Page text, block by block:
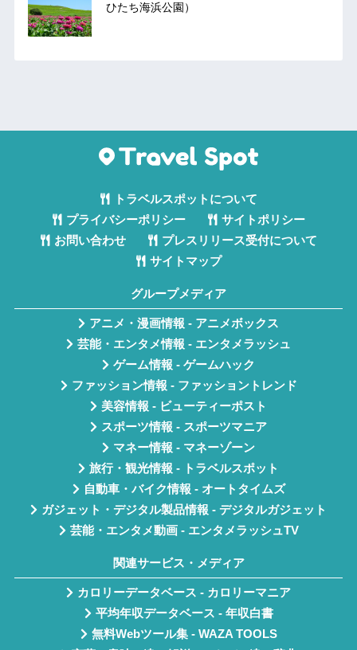
ひたち海浜公園）
トラベルスポットについて
プライバシーポリシー
サイトポリシー
お問い合わせ
プレスリリース受付について
サイトマップ
グループメディア
アニメ・漫画情報 - アニメボックス
芸能・エンタメ情報 - エンタメラッシュ
ゲーム情報 - ゲームハック
ファッション情報 - ファッショントレンド
美容情報 - ビューティーポスト
スポーツ情報 - スポーツマニア
マネー情報 - マネーゾーン
旅行・観光情報 - トラベルスポット
自動車・バイク情報 - オートタイムズ
ガジェット・デジタル製品情報 - デジタルガジェット
芸能・エンタメ動画 - エンタメラッシュTV
関連サービス・メディア
カロリーデータベース - カロリーマニア
平均年収データベース - 年収白書
無料Webツール集 - WAZA TOOLS